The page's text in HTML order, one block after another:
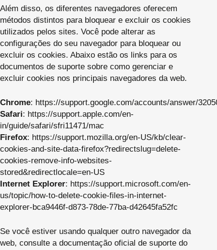
Além disso, os diferentes navegadores oferecem
métodos distintos para bloquear e excluir os cookies
utilizados pelos sites. Você pode alterar as
configurações do seu navegador para bloquear ou
excluir os cookies. Abaixo estão os links para os
documentos de suporte sobre como gerenciar e
excluir cookies nos principais navegadores da web.
Chrome: https://support.google.com/accounts/answer/
Safari: https://support.apple.com/en-
in/guide/safari/sfri11471/mac
Firefox: https://support.mozilla.org/en-US/kb/clear-
cookies-and-site-data-firefox?redirectslug=delete-
cookies-remove-info-websites-
stored&redirectlocale=en-US
Internet Explorer: https://support.microsoft.com/en-
us/topic/how-to-delete-cookie-files-in-internet-
explorer-bca9446f-d873-78de-77ba-d42645fa52fc
Se você estiver usando qualquer outro navegador da
web, consulte a documentação oficial de suporte do